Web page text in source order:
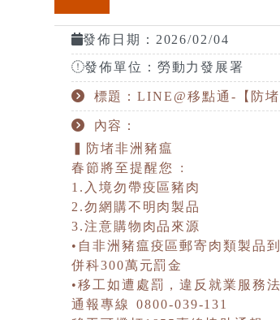
發佈日期：2026/02/04
發佈單位：勞動力發展署
標題：LINE@移點通-【防
內容：
▍防堵非洲豬瘟
春節將至提醒您 :
1.入境勿帶疫區豬肉
2.勿網購不明肉製品
3.注意購物肉品來源
•自非洲豬瘟疫區郵寄肉類製品
併科300萬元罰金
•移工如遭處罰，違反就業服務
通報專線 0800-039-131